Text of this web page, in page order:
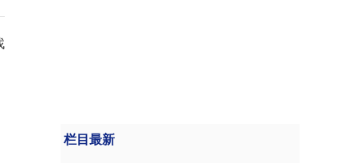
栏目最新